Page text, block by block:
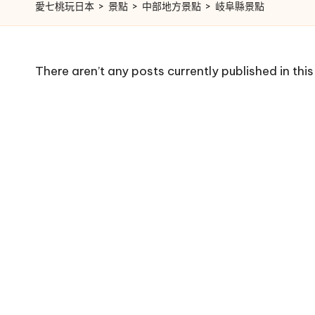
愛七桃玩日本 > 景點 > 中部地方景點 > 岐阜縣景點
There aren’t any posts currently published in